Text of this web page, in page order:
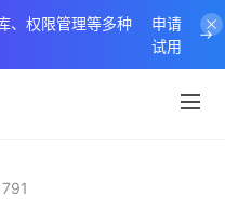
、权限管理等多种
申请
试用